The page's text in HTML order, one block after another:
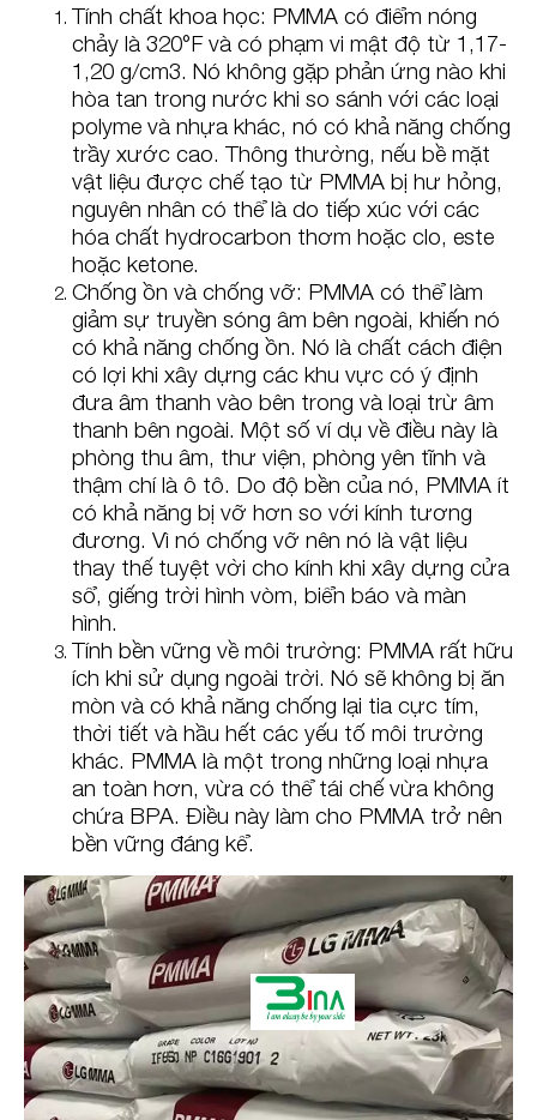
Tính chất khoa học: PMMA có điểm nóng
chảy là 320°F và có phạm vi mật độ từ 1,17-
1,20 g/cm3. Nó không gặp phản ứng nào khi
hòa tan trong nước khi so sánh với các loại
polyme và nhựa khác, nó có khả năng chống
trầy xước cao. Thông thường, nếu bề mặt
vật liệu được chế tạo từ PMMA bị hư hỏng,
nguyên nhân có thể là do tiếp xúc với các
hóa chất hydrocarbon thơm hoặc clo, este
hoặc ketone.
Chống ồn và chống vỡ: PMMA có thể làm
giảm sự truyền sóng âm bên ngoài, khiến nó
có khả năng chống ồn. Nó là chất cách điện
có lợi khi xây dựng các khu vực có ý định
đưa âm thanh vào bên trong và loại trừ âm
thanh bên ngoài. Một số ví dụ về điều này là
phòng thu âm, thư viện, phòng yên tĩnh và
thậm chí là ô tô. Do độ bền của nó, PMMA ít
có khả năng bị vỡ hơn so với kính tương
đương. Vì nó chống vỡ nên nó là vật liệu
thay thế tuyệt vời cho kính khi xây dựng cửa
sổ, giếng trời hình vòm, biển báo và màn
hình.
Tính bền vững về môi trường: PMMA rất hữu
ích khi sử dụng ngoài trời. Nó sẽ không bị ăn
mòn và có khả năng chống lại tia cực tím,
thời tiết và hầu hết các yếu tố môi trường
khác. PMMA là một trong những loại nhựa
an toàn hơn, vừa có thể tái chế vừa không
chứa BPA. Điều này làm cho PMMA trở nên
bền vững đáng kể.